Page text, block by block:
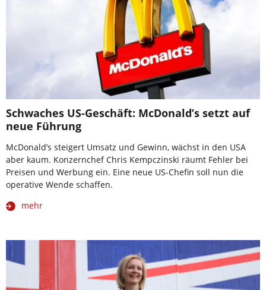
Schwaches US-Geschäft: McDonald’s setzt auf
neue Führung
McDonald’s steigert Umsatz und Gewinn, wächst in den USA
aber kaum. Konzernchef Chris Kempczinski räumt Fehler bei
Preisen und Werbung ein. Eine neue US-Chefin soll nun die
operative Wende schaffen.
mehr